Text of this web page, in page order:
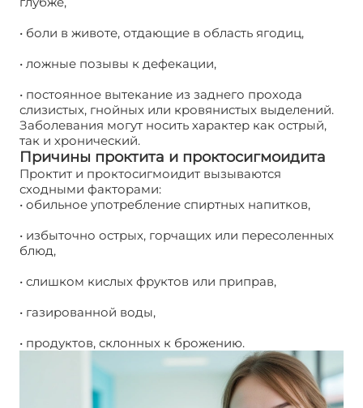
• боли в животе, отдающие в область ягодиц,
• ложные позывы к дефекации,
• постоянное вытекание из заднего прохода
слизистых, гнойных или кровянистых выделений.
Заболевания могут носить характер как острый,
так и хронический.
Причины проктита и проктосигмоидита
Проктит и проктосигмоидит вызываются
сходными факторами:
• обильное употребление спиртных напитков,
• избыточно острых, горчащих или пересоленных
блюд,
• слишком кислых фруктов или приправ,
• газированной воды,
• продуктов, склонных к брожению.